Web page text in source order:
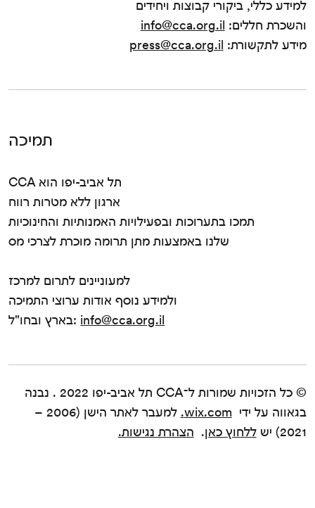
© כל הזכויות שמורות ל־CCA תל אביב-יפו 2022 . נבנה
בגאווה על ידי wix.com.
למעבר לאתר הישן (2006 –
2021) יש
ללחוץ כאן. הצהרת נגישות.
למידע כללי, ביקורי קבוצות ויחידים
והשכרת חללים: info@cca.org.il
מידע לתקשורת: press@cca.org.il
תמיכה
CCA תל אביב-יפו הוא
ארגון ללא מטרות רווח
תמכו בתערוכות ובפעילויות האמנותיות והחינוכיות
שלנו באמצעות מתן תרומה מוכרת לצרכי מס
למעוניינים לתרום למרכז
ולמידע נוסף אודות ערוצי התמיכה
בארץ ובחו"ל: info@cca.org.il